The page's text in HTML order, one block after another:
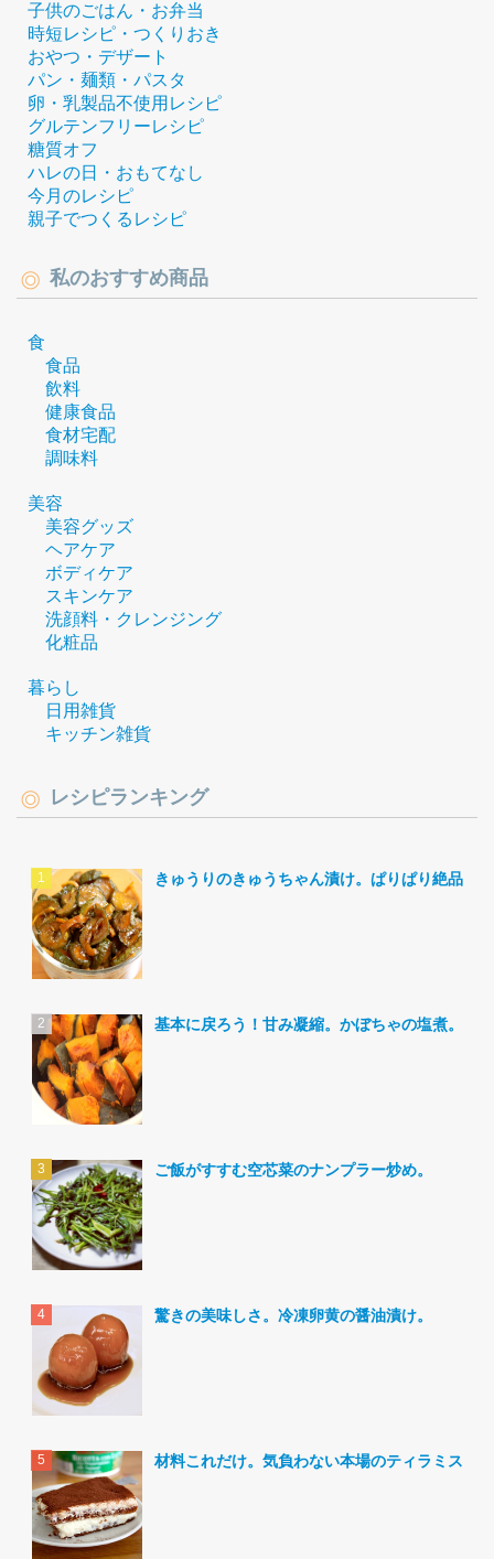
子供のごはん・お弁当
時短レシピ・つくりおき
おやつ・デザート
パン・麺類・パスタ
卵・乳製品不使用レシピ
グルテンフリーレシピ
糖質オフ
ハレの日・おもてなし
今月のレシピ
親子でつくるレシピ
私のおすすめ商品
食
食品
飲料
健康食品
食材宅配
調味料
美容
美容グッズ
ヘアケア
ボディケア
スキンケア
洗顔料・クレンジング
化粧品
暮らし
日用雑貨
キッチン雑貨
レシピランキング
きゅうりのきゅうちゃん漬け。ぱりぱり絶品。
基本に戻ろう！甘み凝縮。かぼちゃの塩煮。
ご飯がすすむ空芯菜のナンプラー炒め。
驚きの美味しさ。冷凍卵黄の醤油漬け。
材料これだけ。気負わない本場のティラミス。